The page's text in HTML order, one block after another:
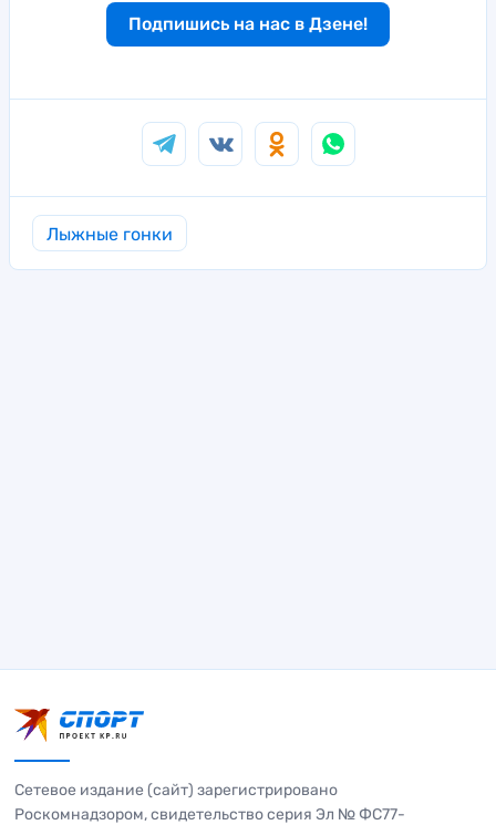
Подпишись на нас в Дзене!
Лыжные гонки
Сетевое издание (сайт) зарегистрировано
Роскомнадзором, свидетельство серия Эл № ФС77-